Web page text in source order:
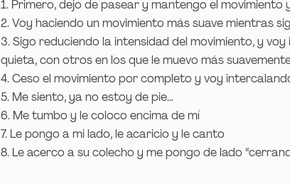
Primero, dejo de pasear y mantengo el movimiento
Voy haciendo un movimiento más suave mientras
Sigo reduciendo la intensidad del movimiento, y
quieta, con otros en los que le muevo más
Ceso el movimiento por completo y voy
Me siento, ya no estoy de pie…
Me tumbo y le coloco encima de mí
Le pongo a mi lado, le acaricio y le canto
Le acerco a su colecho y me pongo de lado